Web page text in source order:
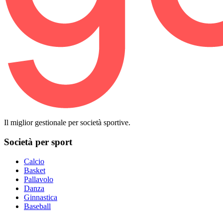
Il miglior gestionale per società sportive.
Società per sport
Calcio
Basket
Pallavolo
Danza
Ginnastica
Baseball